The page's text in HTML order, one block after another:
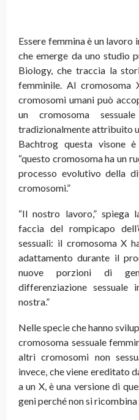
Essere femmina è un
che emerge da uno studio
Biology, che traccia la
femminile. Al
cromosomi umani può
un cromosoma
tradizionalmente attribuito
Bachtrog questa visone
“questo cromosoma ha un
processo evolutivo della
cromosomi.”
“Il nostro lavoro,” spiega
faccia del rompicapo
sessuali: il cromosoma X
adattamento durante il
nuove porzioni di
differenziazione
nostra.”
Nelle specie che hanno
cromosoma sessuale
altri cromosomi non
invece, che viene ereditato
a un X, è una versione di
geni perché non si ricombina